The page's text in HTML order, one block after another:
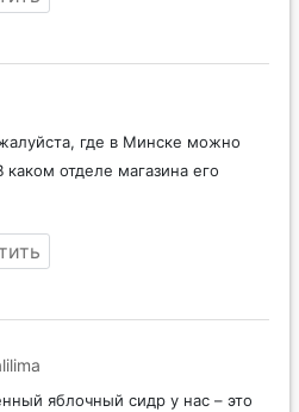
где в Минске можно
отделе магазина его
яблочный сидр у нас – это